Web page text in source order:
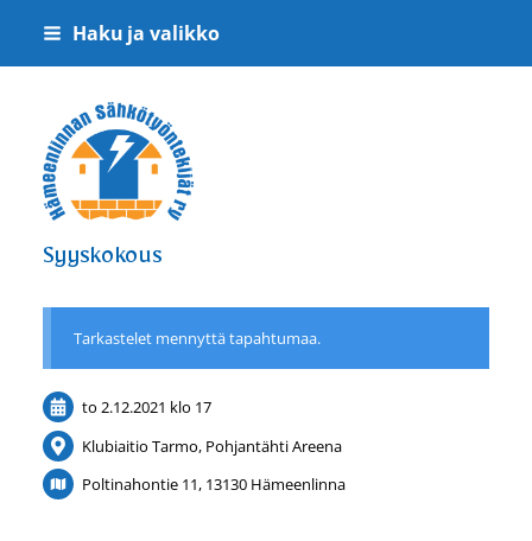
Siirry
sivun
sisältöön
Haku ja valikko
Hämeenlinnan Sähkötyöntekijät ry
Syyskokous
Tarkastelet mennyttä tapahtumaa.
to 2.12.2021 klo 17
Klubiaitio Tarmo, Pohjantähti Areena
Poltinahontie 11, 13130 Hämeenlinna